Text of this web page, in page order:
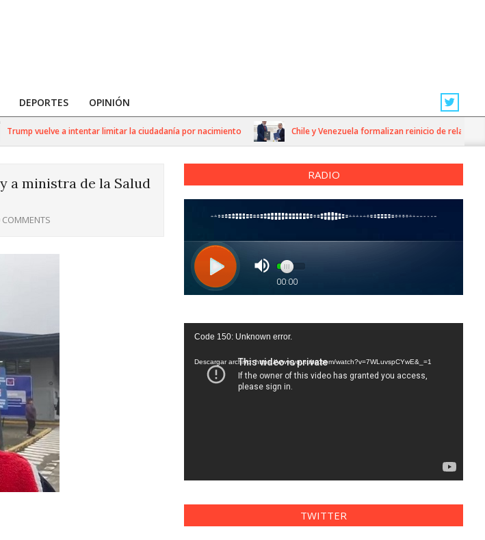
DEPORTES OPINIÓN
vuelve a intentar limitar la ciudadanía por nacimiento Chile y Venezuela formalizan reinicio de relaciones
a ministra de la Salud
COMMENTS
RADIO
Reproductor
vídeo
Code 150: Unknown error.
Descargar archivo: https://www.youtube.com/watch?v=7WLuvspCYwE&_=1
TWITTER